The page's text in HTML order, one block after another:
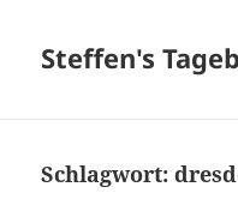
Steffen's
Schlagwort: